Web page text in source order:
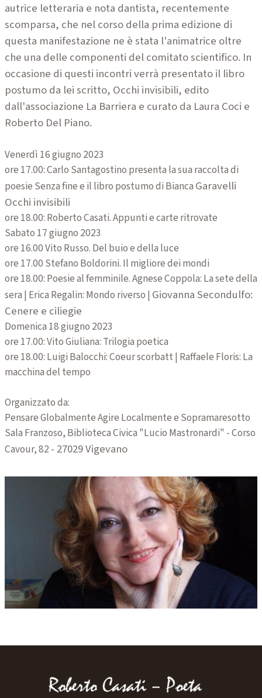
autrice letteraria e nota dantista, recentemente
scomparsa, che nel corso della prima edizione di
questa manifestazione ne è stata l'animatrice oltre
che una delle componenti del comitato scientifico. In
occasione di questi incontri verrà presentato il libro
postumo da lei scritto, Occhi invisibili, edito
dall'associazione La Barriera e curato da Laura Coci e
Roberto Del Piano.
Venerdì 16 giugno 2023
ore 17.00: Carlo Santagostino presenta la sua raccolta di
poesie Senza fine e il libro postumo di Bianca Garavelli
Occhi invisibili
ore 18.00: Roberto Casati. Appunti e carte ritrovate
Sabato 17 giugno 2023
ore 16.00 Vito Russo. Del buio e della luce
ore 17.00 Stefano Boldorini. Il migliore dei mondi
ore 18.00: Poesie al femminile. Agnese Coppola: La sete della
sera | Erica Regalin: Mondo riverso | Giovanna Secondulfo:
Cenere e ciliegie
Domenica 18 giugno 2023
ore 17.00: Vito Giuliana: Trilogia poetica
ore 18.00: Luigi Balocchi: Coeur scorbatt | Raffaele Floris: La
macchina del tempo
Organizzato da:
Pensare Globalmente Agire Localmente e Sopramaresotto
Sala Franzoso, Biblioteca Civica "Lucio Mastronardi" - Corso
Cavour, 82 - 27029 Vigevano